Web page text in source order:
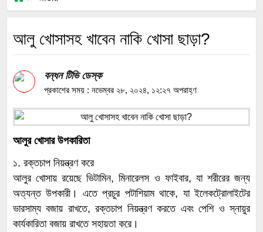
আলু খোসাসহ খাবেন না‌কি খোসা ছাড়া?
বন্ধন টিভি ডেস্ক
প্রকাশের সময় : নভেম্বর ২৮, ২০২৪, ১২:২৭ অপরাহ্ণ
আলুর খোসার উপকারিতা
১. রক্তচাপ নিয়ন্ত্রণ করে
আলুর খোসায় রয়েছে ভিটামিন, মিনারেলস ও ফাইবার, যা শরীরের জন্য
অত্যন্ত উপকারী। এতে প্রচুর পটা‌শিয়াম থাকে, যা ইলেকট্রোলাইটের
ভারসাম্য বজায় রাখতে, রক্তচাপ নিয়ন্ত্রণ করতে এবং পেশি ও স্নায়ুর
কার্যকারিতা বজায় রাখতে সহায়তা করে।